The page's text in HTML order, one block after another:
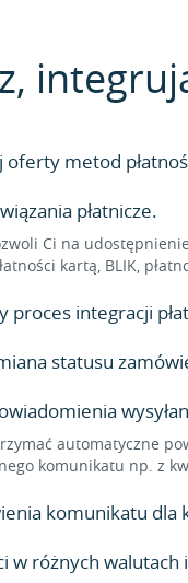
oferty metod
płatnicze.
Ci na
kartą, BLIK,
proces integracji
statusu
automatyczne
komunikatu np. z
komunikatu
w różnych walutach